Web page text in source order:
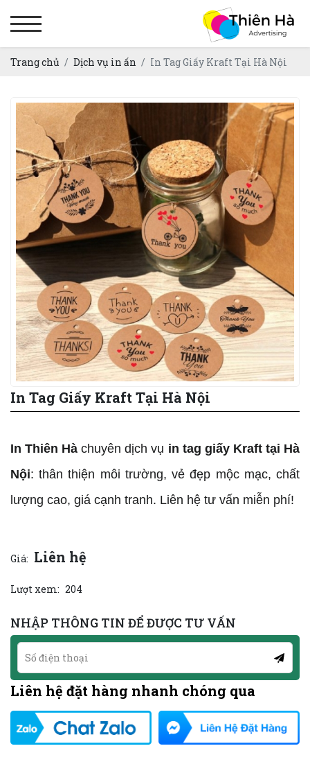
Trang chủ Dịch vụ in ấn In Tag Giấy Kraft Tại Hà Nội
In Tag Giấy Kraft Tại Hà Nội
In Thiên Hà chuyên dịch vụ in tag giấy Kraft tại Hà
Nội: thân thiện môi trường, vẻ đẹp mộc mạc, chất
lượng cao, giá cạnh tranh. Liên hệ tư vấn miễn phí!
Giá: Liên hệ
Lượt xem: 204
NHẬP THÔNG TIN ĐỂ ĐƯỢC TƯ VẤN
Liên hệ đặt hàng nhanh chóng qua